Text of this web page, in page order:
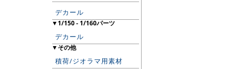
デカール
▼1/150 - 1/160パーツ
デカール
▼その他
積荷/ジオラマ用素材